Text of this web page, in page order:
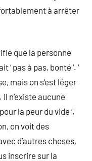
à arrêter
que la personne
pas à pas, bonté ‘. ‘
mais on s’est léger
n’existe aucune
la peur du vide ‘,
on voit des
d’autres choses,
inscrire sur la